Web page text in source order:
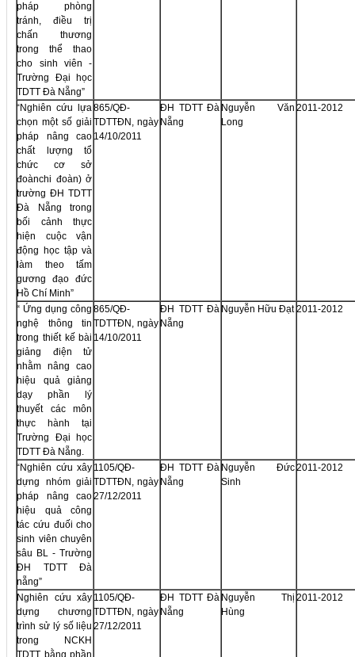
pháp phòng
tránh, điều trị
chấn thương
trong thể thao
cho sinh viên -
Trường Đại học
TDTT Đà Nẵng”
“Nghiên cứu lựa
chọn một số giải
pháp nâng cao
chất lượng tổ
chức cơ sở
đoànchi đoàn) ở
trường ĐH TDTT
Đà Nẵng trong
bối cảnh thực
hiện cuộc vận
động học tập và
làm theo tấm
gương đạo đức
Hồ Chí Minh”
865/QĐ-
TDTTĐN, ngày
14/10/2011
ĐH TDTT Đà
Nẵng
Nguyễn Văn
Long
2011-2012
“ Ứng dụng công
nghệ thông tin
trong thiết kế bài
giảng điện tử
nhằm nâng cao
hiệu quả giảng
dạy phần lý
thuyết các môn
thực hành tại
Trường Đại học
TDTT Đà Nẵng.
865/QĐ-
TDTTĐN, ngày
14/10/2011
ĐH TDTT Đà
Nẵng
Nguyễn Hữu Đạt 2011-2012
“Nghiên cứu xây
dựng nhóm giải
pháp nâng cao
hiệu quả công
tác cứu đuối cho
sinh viên chuyên
sâu BL - Trường
ĐH TDTT Đà
nẵng”
1105/QĐ-
TDTTĐN, ngày
27/12/2011
ĐH TDTT Đà
Nẵng
Nguyễn Đức
Sinh
2011-2012
Nghiên cứu xây
dựng chương
trình sử lý số liệu
trong NCKH
TDTT bằng phần
1105/QĐ-
TDTTĐN, ngày
27/12/2011
ĐH TDTT Đà
Nẵng
Nguyễn Thị
Hùng
2011-2012